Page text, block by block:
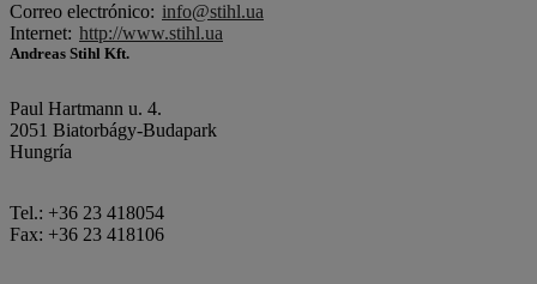
Correo electrónico: info@stihl.ua
Internet: http://www.stihl.ua
Andreas Stihl Kft.
Paul Hartmann u. 4.
2051 Biatorbágy-Budapark
Hungría
Tel.: +36 23 418054
Fax: +36 23 418106